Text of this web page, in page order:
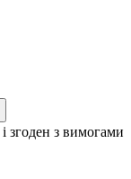
і згоден з вимогами